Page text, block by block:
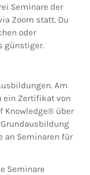
Seminare der
Zoom statt. Du
oder
günstiger.
Am
ein Zertifikat von
Knowledge® über
an Seminaren für
Seminare